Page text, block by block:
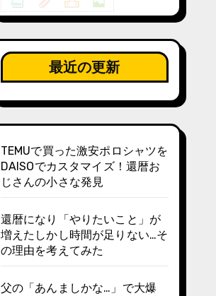
最近の更新
TEMUで買った激安ポロシャツを
DAISOでカスタマイズ！還暦お
じさんの小さな発見
還暦になり「やりたいこと」が
増えたしかし時間が足りない…そ
の理由を考えてみた
父の「あんましかな…」で大爆